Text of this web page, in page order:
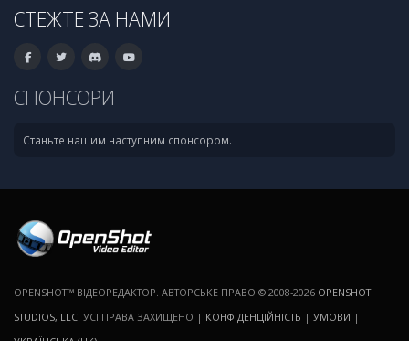
СТЕЖТЕ ЗА НАМИ
СПОНСОРИ
Станьте нашим наступним спонсором.
OPENSHOT™ ВІДЕОРЕДАКТОР. АВТОРСЬКЕ ПРАВО © 2008-2026 OPENSHOT
STUDIOS, LLC . УСІ ПРАВА ЗАХИЩЕНО | КОНФІДЕНЦІЙНІСТЬ | УМОВИ |